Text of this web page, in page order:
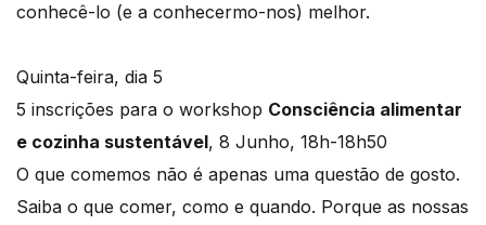
conhecê-lo (e a conhecermo-nos) melhor.
Quinta-feira, dia 5
5 inscrições para o workshop Consciência alimentar
e cozinha sustentável, 8 Junho, 18h-18h50
O que comemos não é apenas uma questão de gosto.
Saiba o que comer, como e quando. Porque as nossas